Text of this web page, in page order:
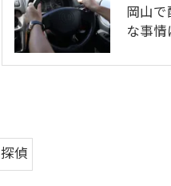
岡山
な事
探偵